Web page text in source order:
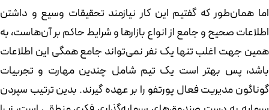
اما همان‌طور که گفتیم این کار نیازمند تحقیقات وسیع و داشتن
اطلاعات صحیح و جامع از انواع بازارها و شرایط حاکم بر آن‌هاست، به
همین جهت اغلب تنها یک نفر نمی‌تواند جامع همگی این اطلاعات
باشد، پس بهتر است یک تیم شامل چندین مهارت و تجربیات
گوناگون مدیریت فعال پورتفو را بر عهده گیرند. بدین ترتیب سپردن